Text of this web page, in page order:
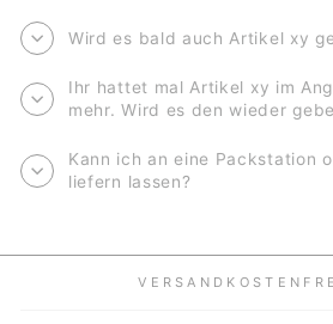
Wird es bald auch Artikel xy
Ihr hattet mal Artikel xy im
mehr. Wird es den wieder
Kann ich an eine Packstation
liefern lassen?